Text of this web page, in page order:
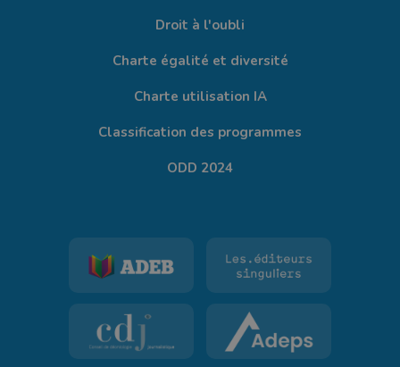
Droit à l'oubli
Charte égalité et diversité
Charte utilisation IA
Classification des programmes
ODD 2024